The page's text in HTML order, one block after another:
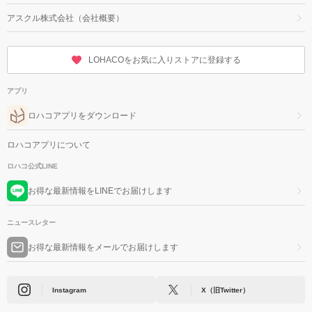
アスクル株式会社（会社概要）
LOHACOをお気に入りストアに登録する
アプリ
ロハコアプリをダウンロード
ロハコアプリについて
ロハコ公式LINE
お得な最新情報をLINEでお届けします
ニュースレター
お得な最新情報をメールでお届けします
Instagram X（旧Twitter）